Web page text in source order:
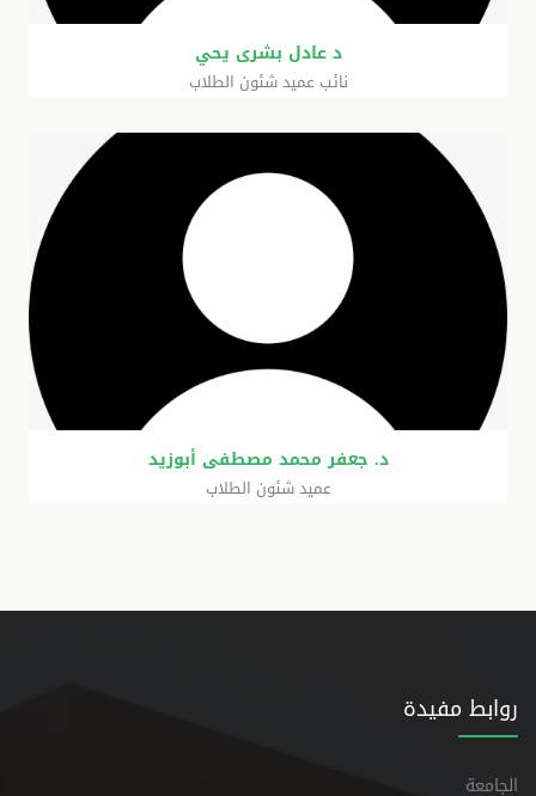
د عادل بشرى يحي
نائب عميد شئون الطلاب
د. جعفر محمد مصطفى أبوزيد
عميد شئون الطلاب
روابط مفيدة
الجامعة